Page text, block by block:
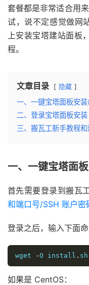
套餐都是非常适合用
试，说不定感觉做网
上安装宝塔建站面板
程。
文章目录 隐藏
一、一键宝塔面板安
二、登录宝塔面板安
三、搬瓦工新手教程
一、一键宝塔面
首先需要登录到搬瓦
和端口号/SSH 账户
登录之后，输入下面
wget -O install .
如果是 CentOS：